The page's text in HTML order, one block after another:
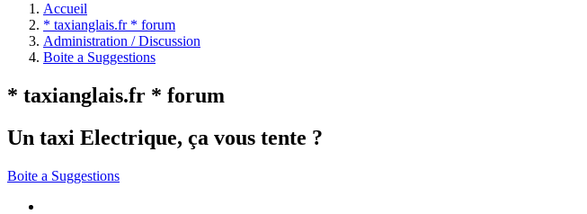
Accueil
* taxianglais.fr * forum
Administration / Discussion
Boite a Suggestions
* taxianglais.fr * forum
Un taxi Electrique, ça vous tente ?
Boite a Suggestions